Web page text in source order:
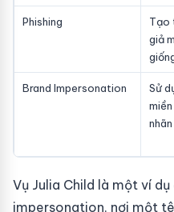
Phishing
Tạo
giả
Brand Impersonation
Sử
Vụ Julia Child là một ví
impersonation, nơi một